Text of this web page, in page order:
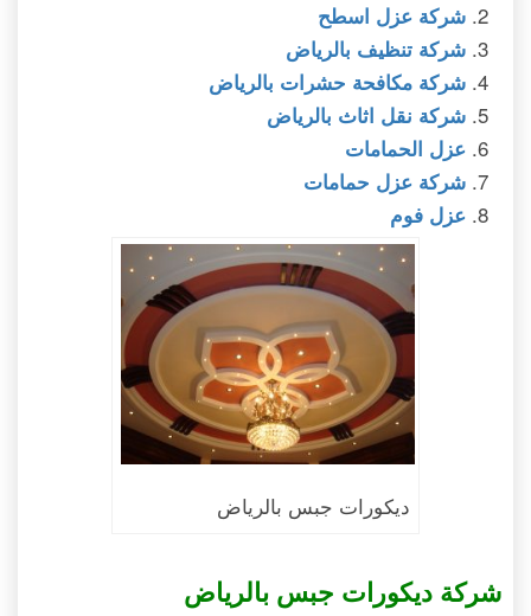
شركة عزل اسطح
شركة تنظيف بالرياض
شركة مكافحة حشرات بالرياض
شركة نقل اثاث بالرياض
عزل الحمامات
شركة عزل حمامات
عزل فوم
ديكورات جبس بالرياض
شركة ديكورات جبس بالرياض